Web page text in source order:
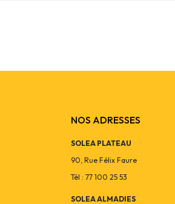
NOS ADRESSES
SOLEA PLATEAU
90, Rue Félix Faure
Tél : 77 100 25 53
SOLEA ALMADIES